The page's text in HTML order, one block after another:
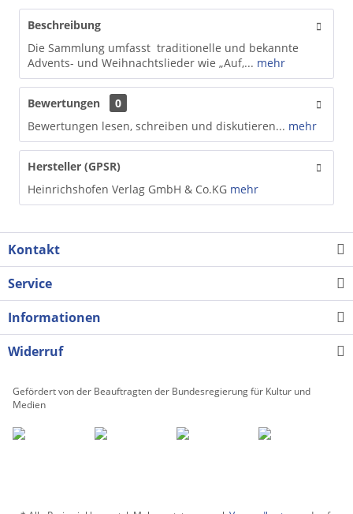
Beschreibung
Die Sammlung umfasst traditionelle und bekannte
Advents- und Weihnachtslieder wie „Auf,... mehr
Bewertungen
0
Bewertungen lesen, schreiben und diskutieren... mehr
Hersteller (GPSR)
Heinrichshofen Verlag GmbH & Co.KG mehr
Kontakt
Service
Informationen
Widerruf
Gefördert von der Beauftragten der Bundesregierung für Kultur und
Medien